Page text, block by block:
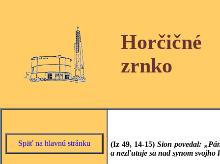
Horčičné
zrnko
Späť na hlavnú stránku (Iz 49, 14-15) Sion povedal:
a nezľutuje sa nad synom svojho